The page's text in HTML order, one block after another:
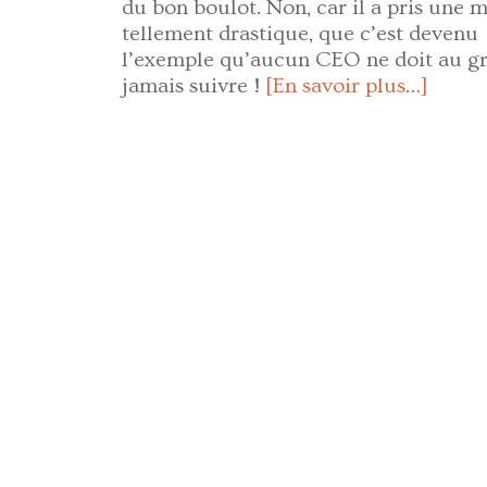
du bon boulot. Non, car il a pris une
tellement drastique, que c’est devenu
l’exemple qu’aucun CEO ne doit au
jamais suivre ! [En savoir plus…]